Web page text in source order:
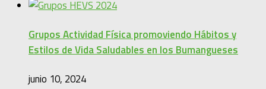
Grupos Actividad Física promoviendo Hábitos y
Estilos de Vida Saludables en los Bumangueses
junio 10, 2024